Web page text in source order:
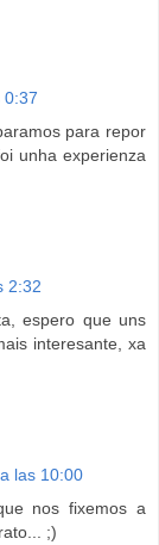
0:37
para repor
unha experienza
2:32
espero que uns
interesante, xa
las 10:00
nos fixemos a
;)